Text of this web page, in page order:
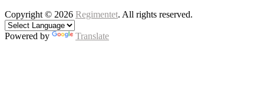
Copyright © 2026 Regimentet. All rights reserved.
Powered by Translate